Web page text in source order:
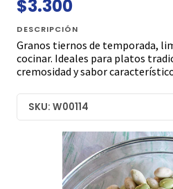
$3.300
DESCRIPCIÓN
Granos tiernos de temporada,
cocinar. Ideales para platos
cremosidad y sabor
SKU: W00114